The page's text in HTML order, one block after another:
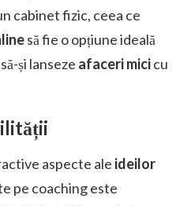
cabinet fizic, ceea ce
să fie o opțiune ideală
și lanseze afaceri micicu
aspecte ale ideilor
pe coaching este